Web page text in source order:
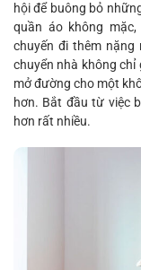
hội để buông bỏ
quần áo không
chuyến đi thêm
chuyển nhà không chỉ
mở đường cho một
hơn. Bắt đầu từ việc
hơn rất nhiều.